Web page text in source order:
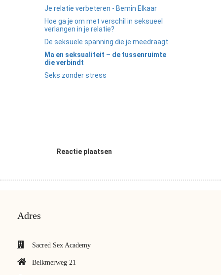
Je relatie verbeteren - Bemin Elkaar
Hoe ga je om met verschil in seksueel
verlangen in je relatie?
De seksuele spanning die je meedraagt
Ma en seksualiteit – de tussenruimte
die verbindt
Seks zonder stress
Reactie plaatsen
Adres
Sacred Sex Academy
Belkmerweg 21